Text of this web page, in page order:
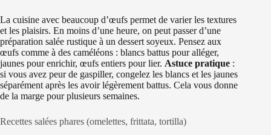
La cuisine avec beaucoup d’œufs permet de varier les textures
et les plaisirs. En moins d’une heure, on peut passer d’une
préparation salée rustique à un dessert soyeux. Pensez aux
œufs comme à des caméléons : blancs battus pour alléger,
jaunes pour enrichir, œufs entiers pour lier. Astuce pratique :
si vous avez peur de gaspiller, congelez les blancs et les jaunes
séparément après les avoir légèrement battus. Cela vous donne
de la marge pour plusieurs semaines.
Recettes salées phares (omelettes, frittata, tortilla)